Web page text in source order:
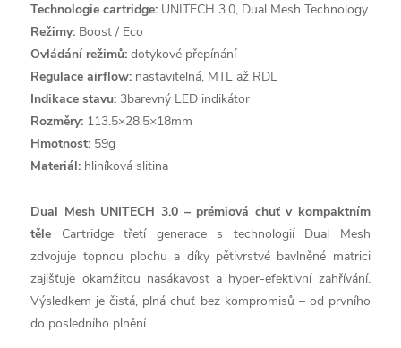
Technologie cartridge: UNITECH 3.0, Dual Mesh Technology
Režimy: Boost / Eco
Ovládání režimů: dotykové přepínání
Regulace airflow: nastavitelná, MTL až RDL
Indikace stavu: 3barevný LED indikátor
Rozměry: 113.5×28.5×18mm
Hmotnost: 59g
Materiál: hliníková slitina
Dual Mesh UNITECH 3.0 – prémiová chuť v kompaktním
těle Cartridge třetí generace s technologií Dual Mesh
zdvojuje topnou plochu a díky pětivrstvé bavlněné matrici
zajišťuje okamžitou nasákavost a hyper-efektivní zahřívání.
Výsledkem je čistá, plná chuť bez kompromisů – od prvního
do posledního plnění.